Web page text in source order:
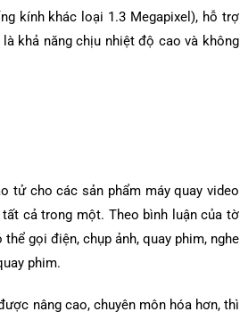
kính khác loại 1.3 Megapixel), hỗ trợ
khả năng chịu nhiệt độ cao và không
tử cho các sản phẩm máy quay video
cả trong một. Theo bình luận của tờ
gọi điện, chụp ảnh, quay phim, nghe
phim.
nâng cao, chuyên môn hóa hơn, thì